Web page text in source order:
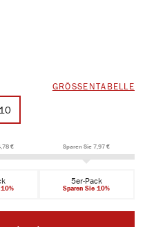
GRÖSSENTABELLE
10
€ Sparen Sie 7,97 €
5er-Pack
Sparen Sie 10%